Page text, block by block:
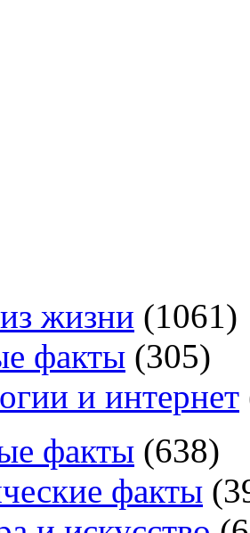
жизни (1061)
факты (305)
и интернет
факты (638)
факты (